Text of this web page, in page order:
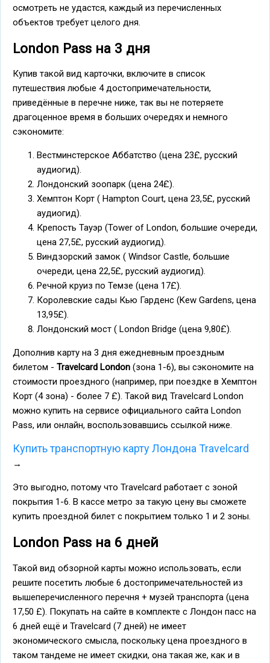
осмотреть не удастся, каждый из перечисленных
объектов требует целого дня.
London Pass на 3 дня
Купив такой вид карточки, включите в список
путешествия любые 4 достопримечательности,
приведённые в перечне ниже, так вы не потеряете
драгоценное время в больших очередях и немного
сэкономите:
Вестминстерское Аббатство (цена 23£, русский
аудиогид).
Лондонский зоопарк (цена 24£).
Хемптон Корт ( Hampton Court, цена 23,5£, русский
аудиогид).
Крепость Тауэр (Tower of London, большие очереди,
цена 27,5£, русский аудиогид).
Виндзорский замок ( Windsor Castle, большие
очереди, цена 22,5£, русский аудиогид).
Речной круиз по Темзе (цена 17£).
Королевские сады Кью Гарденс (Kew Gardens, цена
13,95£).
Лондонский мост ( London Bridge (цена 9,80£).
Дополнив карту на 3 дня ежедневным проездным
билетом - Travelcard London (зона 1-6), вы сэкономите на
стоимости проездного (например, при поездке в Хемптон
Корт (4 зона) - более 7 £). Такой вид Travelcard London
можно купить на сервисе официального сайта London
Pass, или онлайн, воспользовавшись ссылкой ниже.
Купить транспортную карту Лондона Travelcard
→
Это выгодно, потому что Travelcard работает с зоной
покрытия 1-6. В кассе метро за такую цену вы сможете
купить проездной билет с покрытием только 1 и 2 зоны.
London Pass на 6 дней
Такой вид обзорной карты можно использовать, если
решите посетить любые 6 достопримечательностей из
вышеперечисленного перечня + музей транспорта (цена
17,50 £). Покупать на сайте в комплекте с Лондон пасс на
6 дней ещё и Travelcard (7 дней) не имеет
экономического смысла, поскольку цена проездного в
таком тандеме не имеет скидки, она такая же, как и в